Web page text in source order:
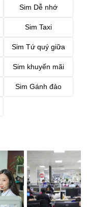
Sim Dễ nhớ
Sim Taxi
Sim Tứ quý giữa
Sim khuyến mãi
Sim Gánh đảo